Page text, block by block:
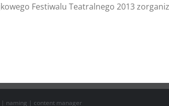
Festiwalu Teatralnego 2013
| naming | content manager